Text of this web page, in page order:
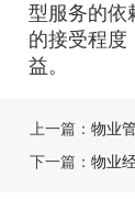
型服务的依
的接受程度
益。
上一篇： 物业
下一篇： 物业